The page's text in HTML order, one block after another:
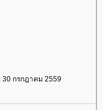
30 กรกฎาคม 2559